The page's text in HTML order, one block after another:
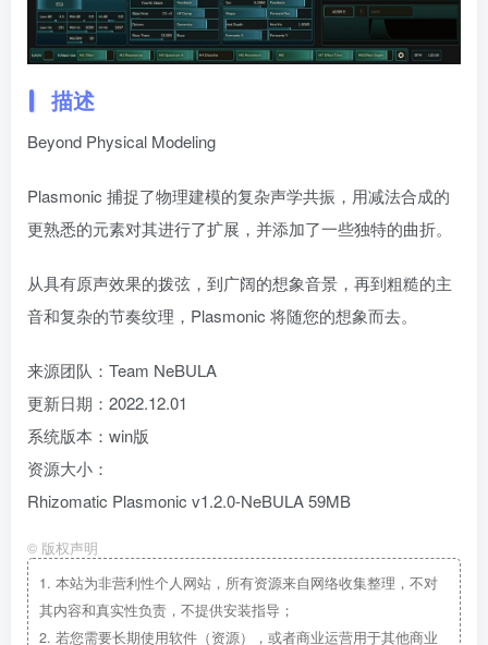
描述
Beyond Physical Modeling
Plasmonic 捕捉了物理建模的复杂声学共振，用减法合成的
更熟悉的元素对其进行了扩展，并添加了一些独特的曲折。
从具有原声效果的拨弦，到广阔的想象音景，再到粗糙的主
音和复杂的节奏纹理，Plasmonic 将随您的想象而去。
来源团队：Team NeBULA
更新日期：2022.12.01
系统版本：win版
资源大小：
Rhizomatic Plasmonic v1.2.0-NeBULA 59MB
© 版权声明
1. 本站为非营利性个人网站，所有资源来自网络收集整理，不对
其内容和真实性负责，不提供安装指导；
2. 若您需要长期使用软件（资源），或者商业运营用于其他商业